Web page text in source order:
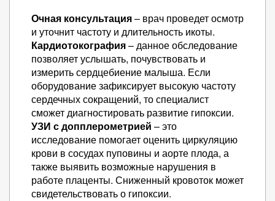
Очная консультация– врач проведет осмотр
и уточнит частоту и длительность икоты.
Кардиотокография– данное обследование
позволяет услышать, почувствовать и
измерить сердцебиение малыша. Если
оборудование зафиксирует высокую частоту
сердечных сокращений, то специалист
сможет диагностировать развитие гипоксии.
УЗИ с допплерометрией – это
исследование помогает оценить циркуляцию
крови в сосудах пуповины и аорте плода, а
также выявить возможные нарушения в
работе плаценты. Сниженный кровоток может
свидетельствовать о гипоксии.